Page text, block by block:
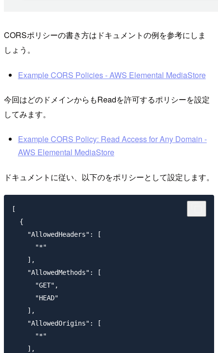
CORSポリシーの書き方はドキュメントの例を参考にしま
しょう。
Example CORS Policies - AWS Elemental MediaStore
今回はどのドメインからもReadを許可するポリシーを設定
してみます。
Example CORS Policy: Read Access for Any Domain -
AWS Elemental MediaStore
ドキュメントに従い、以下のをポリシーとして設定します。
[
  {
    "AllowedHeaders": [
      "*"
    ],
    "AllowedMethods": [
      "GET",
      "HEAD"
    ],
    "AllowedOrigins": [
      "*"
    ],